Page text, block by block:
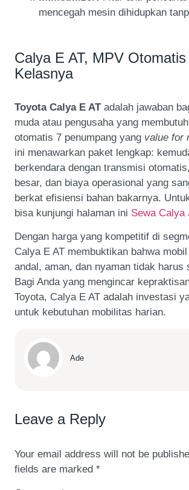
mencegah mesin dihidupkan
Calya E AT, MPV
Kelasnya
Toyota Calya E ATadalah jawaban
muda atau pengusaha yang
otomatis 7 penumpang yang value for
ini menawarkan paket lengkap:
berkendara dengan transmisi
besar, dan biaya operasional yang
berkat efisiensi bahan bakarnya.
bisa kunjungi halaman ini Sewa Calya
Dengan harga yang kompetitif di
Calya E AT membuktikan bahwa
andal, aman, dan nyaman tidak harus
Bagi Anda yang mengincar
Toyota, Calya E AT adalah investasi
untuk kebutuhan mobilitas harian.
Ade
Leave a Reply
Your email address will not be
fields are marked *